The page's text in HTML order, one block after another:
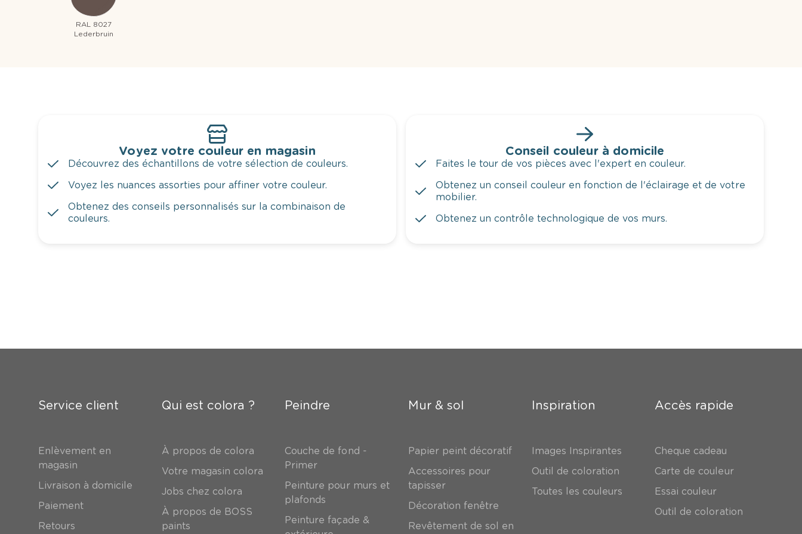
RAL 8027
Lederbruin
Voyez votre couleur en magasin
Découvrez des échantillons de votre sélection de couleurs.
Voyez les nuances assorties pour affiner votre couleur.
Obtenez des conseils personnalisés sur la combinaison de
couleurs.
Conseil couleur à domicile
Faites le tour de vos pièces avec l'expert en couleur.
Obtenez un conseil couleur en fonction de l'éclairage et de votre
mobilier.
Obtenez un contrôle technologique de vos murs.
Service client
Enlèvement en
magasin
Livraison à domicile
Paiement
Retours
Qui est colora ?
À propos de colora
Votre magasin colora
Jobs chez colora
À propos de BOSS
paints
Peindre
Couche de fond -
Primer
Peinture pour murs et
plafonds
Peinture façade &
Mur & sol
Papier peint décoratif
Accessoires pour
tapisser
Décoration fenêtre
Revêtement de sol en
Inspiration
Images Inspirantes
Outil de coloration
Toutes les couleurs
Accès rapide
Cheque cadeau
Carte de couleur
Essai couleur
Outil de coloration